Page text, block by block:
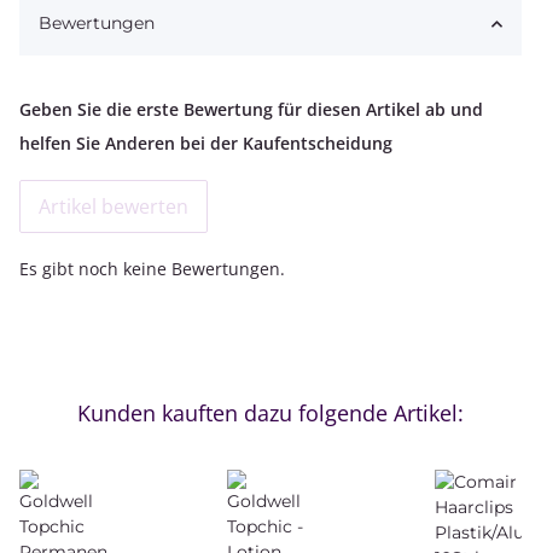
Bewertungen
Geben Sie die erste Bewertung für diesen Artikel ab und
helfen Sie Anderen bei der Kaufentscheidung
Artikel bewerten
Es gibt noch keine Bewertungen.
Kunden kauften dazu folgende Artikel: